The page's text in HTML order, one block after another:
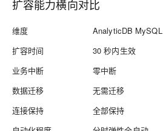
扩容能力横向对比
维度 AnalyticDB MySQL
扩容时间
30 秒内生效
业务中断
零中断
数据迁移
无需迁移
连接保持
全部保持